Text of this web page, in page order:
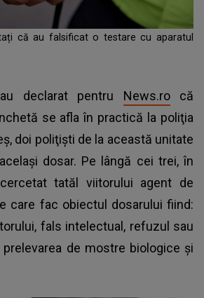
că au falsificat o testare cu aparatul
declarat pentru News.rocă
se afla în practică la poliţia
doi poliţişti de la această unitate
dosar. Pe lângă cei trei, în
tatăl viitorului agent de
care fac obiectul dosarului fiind:
fals intelectual, refuzul sau
de mostre biologice şi